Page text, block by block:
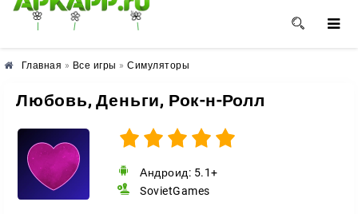
🌸 🌼 🌺
Главная » Все игры » Симуляторы
Любовь, Деньги, Рок-н-Ролл
Андроид: 5.1+
SovietGames